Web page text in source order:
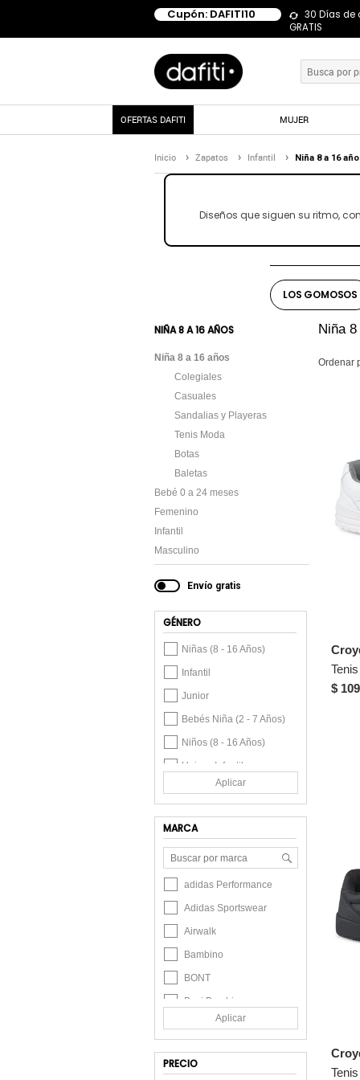
Cupón: DAFITI10
30 Días de
GRATIS
OFERTAS DAFITI MUJER
Inicio Zapatos Infantil Niña 8 a 16
Diseños que siguen su ritmo,
LOS GOMOSOS
NIÑA 8 A 16 AÑOS
Niña 8 a 16 años
Colegiales
Casuales
Sandalias y Playeras
Tenis Moda
Botas
Baletas
Bebé 0 a 24 meses
Femenino
Infantil
Masculino
Envío gratis
GÉNERO
Niñas (8 - 16 Años)
Infantil
Junior
Bebés Niña (2 - 7 Años)
Niños (8 - 16 Años)
Unisex Infantil
Masculino
Bebés Niño (2 - 7 Años)
Aplicar
MARCA
adidas Performance
Adidas Sportswear
Airwalk
Bambino
BONT
Bosi Bambino
Brahma
Bubble Gummers
Aplicar
PRECIO
Niña
Ordenar
$